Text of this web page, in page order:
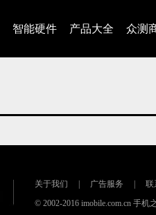
智能硬件 产品大全 众测
关于我们 广告服务 联
© 2002-2016 imobile.com.cn 手机